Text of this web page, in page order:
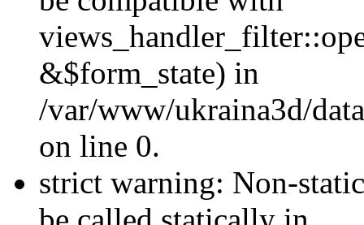
&$form_state) in
/var/www/ukraina3d/
on line 0.
strict warning: Non-